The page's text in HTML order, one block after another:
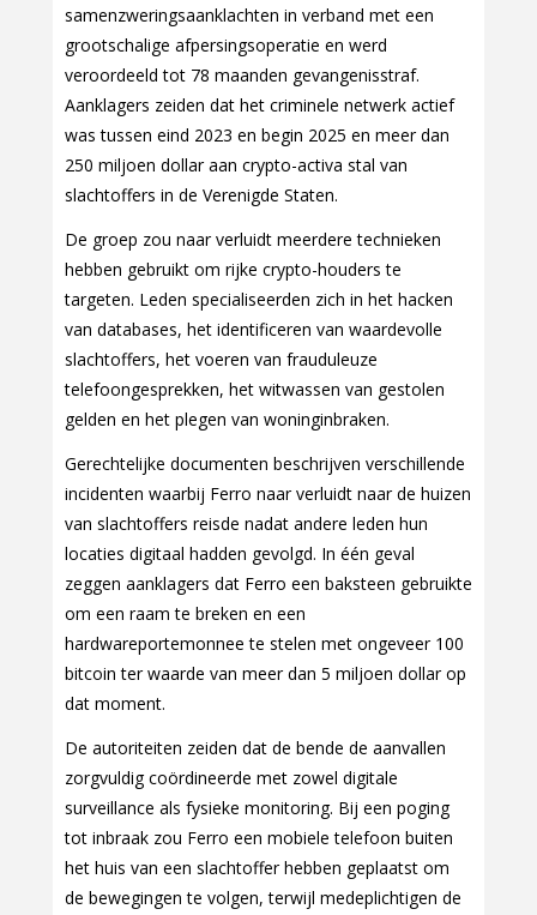
samenzweringsaanklachten in verband met een
grootschalige afpersingsoperatie en werd
veroordeeld tot 78 maanden gevangenisstraf.
Aanklagers zeiden dat het criminele netwerk actief
was tussen eind 2023 en begin 2025 en meer dan
250 miljoen dollar aan crypto-activa stal van
slachtoffers in de Verenigde Staten.
De groep zou naar verluidt meerdere technieken
hebben gebruikt om rijke crypto-houders te
targeten. Leden specialiseerden zich in het hacken
van databases, het identificeren van waardevolle
slachtoffers, het voeren van frauduleuze
telefoongesprekken, het witwassen van gestolen
gelden en het plegen van woninginbraken.
Gerechtelijke documenten beschrijven verschillende
incidenten waarbij Ferro naar verluidt naar de huizen
van slachtoffers reisde nadat andere leden hun
locaties digitaal hadden gevolgd. In één geval
zeggen aanklagers dat Ferro een baksteen gebruikte
om een raam te breken en een
hardwareportemonnee te stelen met ongeveer 100
bitcoin ter waarde van meer dan 5 miljoen dollar op
dat moment.
De autoriteiten zeiden dat de bende de aanvallen
zorgvuldig coördineerde met zowel digitale
surveillance als fysieke monitoring. Bij een poging
tot inbraak zou Ferro een mobiele telefoon buiten
het huis van een slachtoffer hebben geplaatst om
de bewegingen te volgen, terwijl medeplichtigen de